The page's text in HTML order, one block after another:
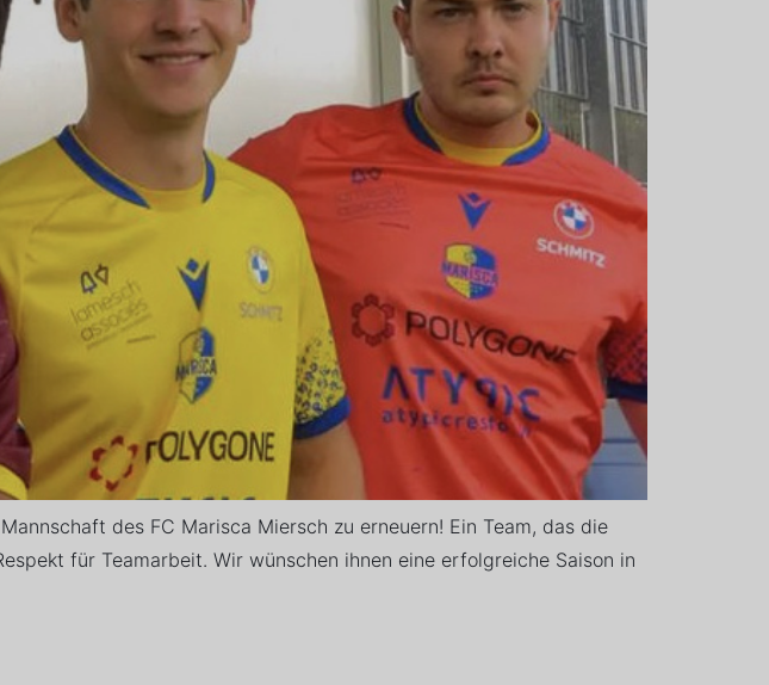
des FC Marisca Miersch zu erneuern! Ein Team, das die
für Teamarbeit. Wir wünschen ihnen eine erfolgreiche Saison in